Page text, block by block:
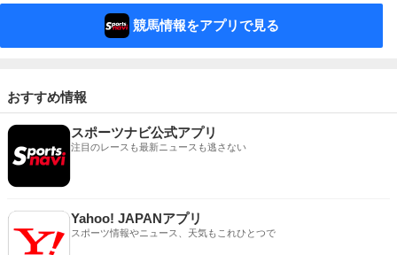
競馬情報をアプリで見る
おすすめ情報
スポーツナビ公式アプリ
注目のレースも最新ニュースも逃さない
Yahoo! JAPANアプリ
スポーツ情報やニュース、天気もこれひとつで